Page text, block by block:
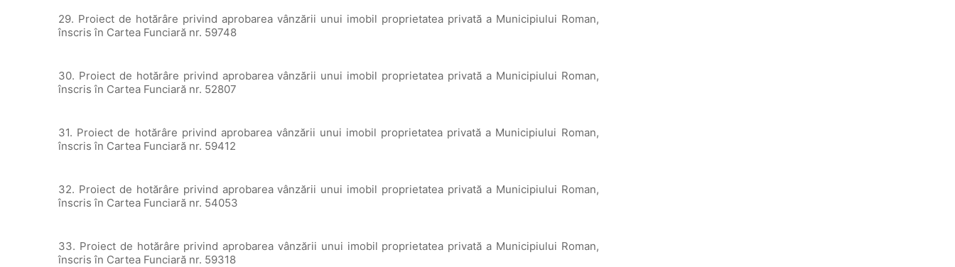
29. Proiect de hotărâre privind aprobarea vânzării unui imobil proprietatea privată a Municipiului Roman,
înscris în Cartea Funciară nr. 59748
30. Proiect de hotărâre privind aprobarea vânzării unui imobil proprietatea privată a Municipiului Roman,
înscris în Cartea Funciară nr. 52807
31. Proiect de hotărâre privind aprobarea vânzării unui imobil proprietatea privată a Municipiului Roman,
înscris în Cartea Funciară nr. 59412
32. Proiect de hotărâre privind aprobarea vânzării unui imobil proprietatea privată a Municipiului Roman,
înscris în Cartea Funciară nr. 54053
33. Proiect de hotărâre privind aprobarea vânzării unui imobil proprietatea privată a Municipiului Roman,
înscris în Cartea Funciară nr. 59318